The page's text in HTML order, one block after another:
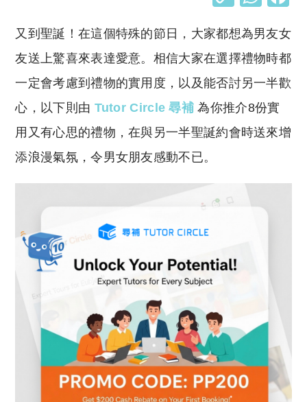
p
y
Li
n
k
at
s
A
p
p
又到聖誕！在這個特殊的節日，大家都想為男友女
友送上驚喜來表達愛意。相信大家在選擇禮物時都
一定會考慮到禮物的實用度，以及能否討另一半歡
心，以下則由 Tutor Circle 尋補 為你推介8份實
用又有心思的禮物，在與另一半聖誕約會時送來增
添浪漫氣氛，令男女朋友感動不已。